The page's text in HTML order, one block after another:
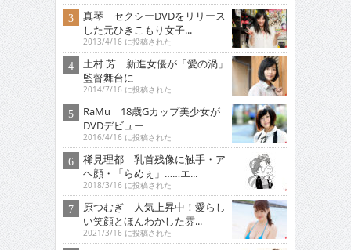
真琴 セクシーDVDをリリース
した元ひきこもり女子...
2013/4/16 に投稿された
土村 芳 新進女優が「愛の渦」
監督舞台に
2014/7/16 に投稿された
RaMu 18歳Gカップ美少女が
DVDデビュー
2016/4/16 に投稿された
稀見理都 乳首残像に触手・ア
ヘ顔・「らめぇ」……エ...
2018/3/16 に投稿された
原つむぎ 人気上昇中！愛らし
い笑顔とほんわかした雰...
2021/3/16 に投稿された